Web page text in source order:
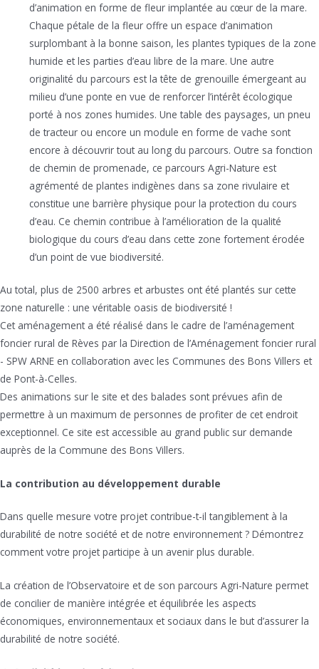
d’animation en forme de fleur implantée au cœur de la mare.
Chaque pétale de la fleur offre un espace d’animation
surplombant à la bonne saison, les plantes typiques de la zone
humide et les parties d’eau libre de la mare. Une autre
originalité du parcours est la tête de grenouille émergeant au
milieu d’une ponte en vue de renforcer l’intérêt écologique
porté à nos zones humides. Une table des paysages, un pneu
de tracteur ou encore un module en forme de vache sont
encore à découvrir tout au long du parcours. Outre sa fonction
de chemin de promenade, ce parcours Agri-Nature est
agrémenté de plantes indigènes dans sa zone rivulaire et
constitue une barrière physique pour la protection du cours
d’eau. Ce chemin contribue à l’amélioration de la qualité
biologique du cours d’eau dans cette zone fortement érodée
d’un point de vue biodiversité.
Au total, plus de 2500 arbres et arbustes ont été plantés sur cette
zone naturelle : une véritable oasis de biodiversité !
Cet aménagement a été réalisé dans le cadre de l’aménagement
foncier rural de Rèves par la Direction de l’Aménagement foncier rural
- SPW ARNE en collaboration avec les Communes des Bons Villers et
de Pont-à-Celles.
Des animations sur le site et des balades sont prévues afin de
permettre à un maximum de personnes de profiter de cet endroit
exceptionnel. Ce site est accessible au grand public sur demande
auprès de la Commune des Bons Villers.
La contribution au développement durable
Dans quelle mesure votre projet contribue-t-il tangiblement à la
durabilité de notre société et de notre environnement ? Démontrez
comment votre projet participe à un avenir plus durable.
La création de l’Observatoire et de son parcours Agri-Nature permet
de concilier de manière intégrée et équilibrée les aspects
économiques, environnementaux et sociaux dans le but d’assurer la
durabilité de notre société.